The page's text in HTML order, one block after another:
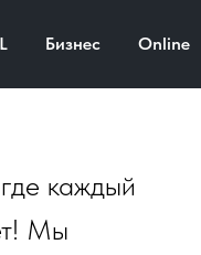
Бизнес Online
каждый
Мы